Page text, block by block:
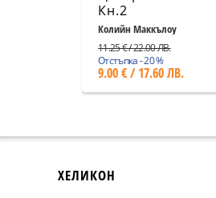
Кн.2
Колийн Маккълоу
11.25 € / 22.00 ЛВ.
Отстъпка - 20 %
9.00 € / 17.60 ЛВ.
ХЕЛИКОН